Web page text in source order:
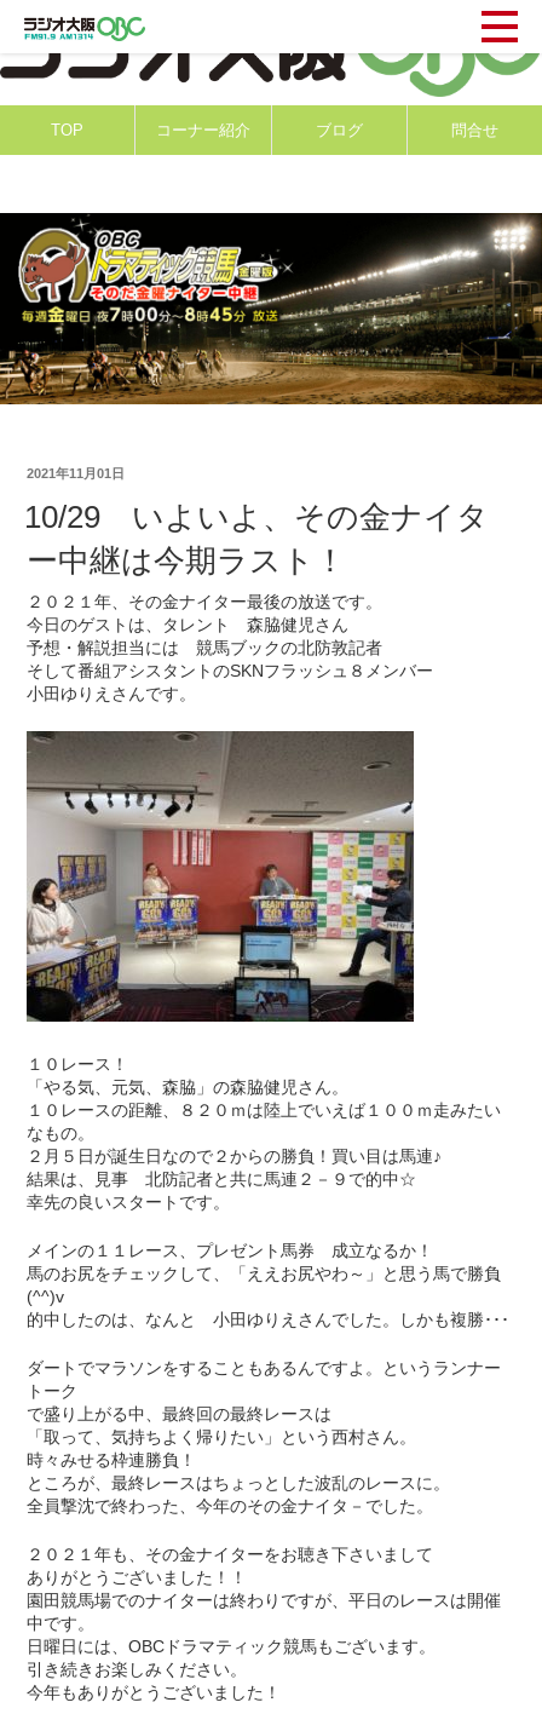
TOP コーナー紹介 ブログ 問合せ
2021年11月01日
10/29 いよいよ、その金ナイタ
ー中継は今期ラスト！
２０２１年、その金ナイター最後の放送です。
今日のゲストは、タレント 森脇健児さん
予想・解説担当には 競馬ブックの北防敦記者
そして番組アシスタントのSKNフラッシュ８メンバー
小田ゆりえさんです。
１０レース！
「やる気、元気、森脇」の森脇健児さん。
１０レースの距離、８２０ｍは陸上でいえば１００ｍ走みたい
なもの。
２月５日が誕生日なので２からの勝負！買い目は馬連♪
結果は、見事 北防記者と共に馬連２－９で的中☆
幸先の良いスタートです。
メインの１１レース、プレゼント馬券 成立なるか！
馬のお尻をチェックして、「ええお尻やわ～」と思う馬で勝負
(^^)v
的中したのは、なんと 小田ゆりえさんでした。しかも複勝･･･
ダートでマラソンをすることもあるんですよ。というランナー
トーク
で盛り上がる中、最終回の最終レースは
「取って、気持ちよく帰りたい」という西村さん。
時々みせる枠連勝負！
ところが、最終レースはちょっとした波乱のレースに。
全員撃沈で終わった、今年のその金ナイタ－でした。
２０２１年も、その金ナイターをお聴き下さいまして
ありがとうございました！！
園田競馬場でのナイターは終わりですが、平日のレースは開催
中です。
日曜日には、OBCドラマティック競馬もございます。
引き続きお楽しみください。
今年もありがとうございました！